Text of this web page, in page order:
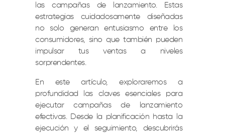
las campañas de lanzamiento. Estas
estrategias cuidadosamente diseñadas
no solo generan entusiasmo entre los
consumidores, sino que también pueden
impulsar tus ventas a niveles
sorprendentes.
En este artículo, exploraremos a
profundidad las claves esenciales para
ejecutar campañas de lanzamiento
efectivas. Desde la planificación hasta la
ejecución y el seguimiento, descubrirás